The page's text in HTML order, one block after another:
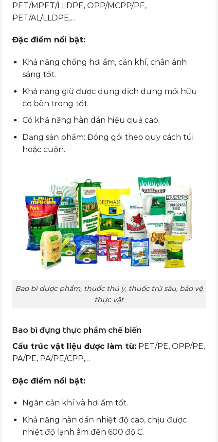
PET/MPET/LLDPE, OPP/MCPP/PE,
PET/AL/LLDPE,…
Đặc điểm nổi bật:
Khả năng chống hơi ẩm, cản khí, chắn ánh
sáng tốt.
Khả năng giữ được dung dịch dung môi hữu
cơ bên trong tốt.
Có khả năng hàn dán hiệu quả cao.
Dạng sản phẩm: Đóng gói theo quy cách túi
hoặc cuộn.
Bao bì dược phẩm, thuốc thú y, thuốc trừ sâu, bảo vệ
thực vật
Bao bì đựng thực phẩm chế biến
Cấu trúc vật liệu được làm từ: PET/PE, OPP/PE,
PA/PE, PA/PE/CPP,…
Đặc điểm nổi bật:
Ngăn cản khí và hơi ẩm tốt.
Khả năng hàn dán nhiệt độ cao, chịu được
nhiệt độ lạnh âm đến 600 độ C.